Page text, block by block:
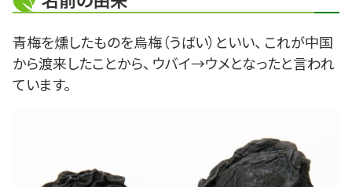
青梅を燻したものを烏梅（うばい）といい、 これが中国
から渡来したことから、 ウバイ→ウメとなったと言われ
ています。